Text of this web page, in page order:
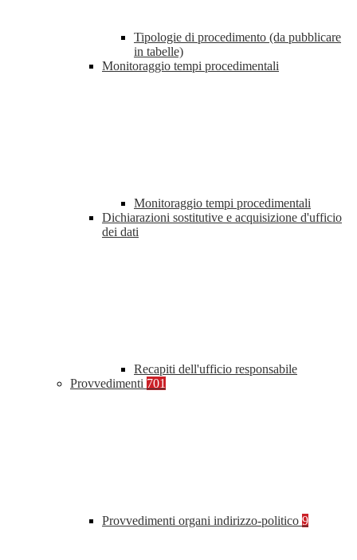
Tipologie di procedimento (da pubblicare
in tabelle)
Monitoraggio tempi procedimentali
Monitoraggio tempi procedimentali
Dichiarazioni sostitutive e acquisizione d'ufficio
dei dati
Recapiti dell'ufficio responsabile
Provvedimenti 701
Provvedimenti organi indirizzo-politico 9